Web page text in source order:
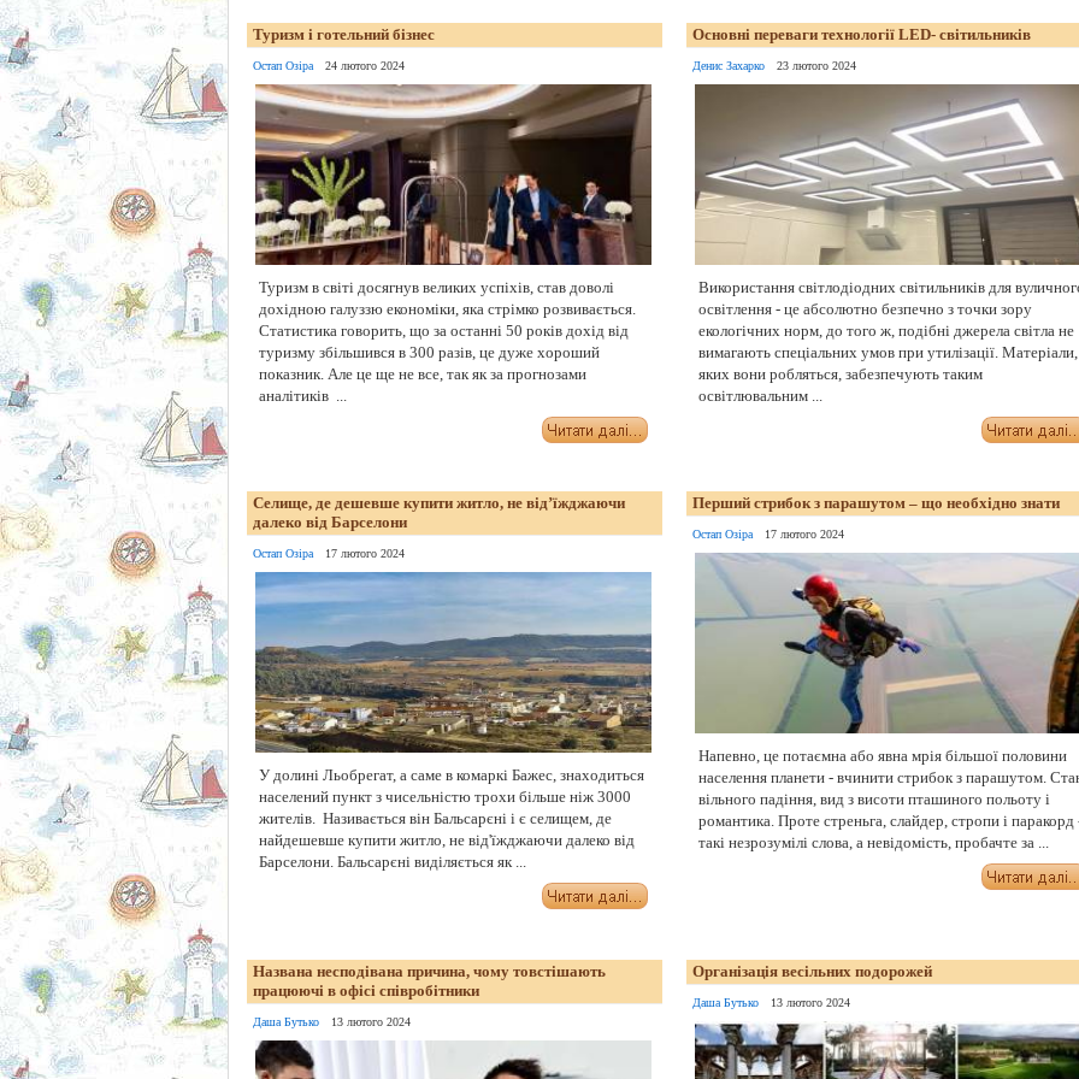
Туризм і готельний бізнес
Остап Озіра 24 лютого 2024
Туризм в світі досягнув великих успіхів, став доволі
дохідною галуззю економіки, яка стрімко розвивається.
Статистика говорить, що за останні 50 років дохід від
туризму збільшився в 300 разів, це дуже хороший
показник. Але це ще не все, так як за прогнозами
аналітиків ...
Основні переваги технології LED- світильників
Денис Захарко 23 лютого 2024
Використання світлодіодних світильників для
освітлення - це абсолютно безпечно з точки зору
екологічних норм, до того ж, подібні джерела світла не
вимагають спеціальних умов при утилізації. Матеріали,
яких вони робляться, забезпечують таким
освітлювальним ...
Селище, де дешевше купити житло, не від’їжджаючи
далеко від Барселони
Остап Озіра 17 лютого 2024
У долині Льобрегат, а саме в комаркі Бажес, знаходиться
населений пункт з чисельністю трохи більше ніж 3000
жителів. Називається він Бальсарєні і є селищем, де
найдешевше купити житло, не від'їжджаючи далеко від
Барселони. Бальсарєні виділяється як ...
Перший стрибок з парашутом – що необхідно знати
Остап Озіра 17 лютого 2024
Напевно, це потаємна або явна мрія більшої половини
населення планети - вчинити стрибок з парашутом.
вільного падіння, вид з висоти пташиного польоту і
романтика. Проте стреньга, слайдер, стропи і паракорд
такі незрозумілі слова, а невідомість, пробачте за ...
Названа несподівана причина, чому товстішають
працюючі в офісі співробітники
Даша Бутько 13 лютого 2024
Організація весільних подорожей
Даша Бутько 13 лютого 2024